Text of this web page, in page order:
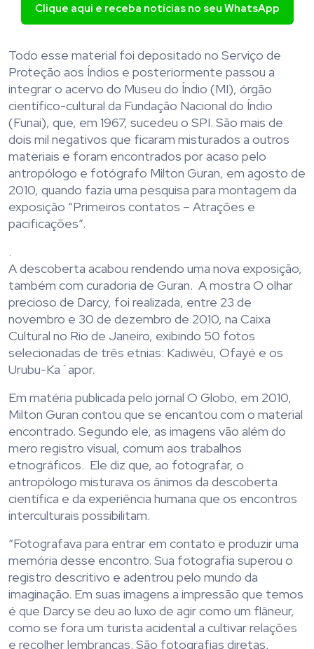
Clique aqui e receba notícias no seu WhatsApp
Todo esse material foi depositado no Serviço de
Proteção aos Índios e posteriormente passou a
integrar o acervo do Museu do Índio (MI), órgão
científico-cultural da Fundação Nacional do Índio
(Funai), que, em 1967, sucedeu o SPI. São mais de
dois mil negativos que ficaram misturados a outros
materiais e foram encontrados por acaso pelo
antropólogo e fotógrafo Milton Guran, em agosto de
2010, quando fazia uma pesquisa para montagem da
exposição “Primeiros contatos – Atrações e
pacificações”.
.
A descoberta acabou rendendo uma nova exposição,
também com curadoria de Guran. A mostra O olhar
precioso de Darcy, foi realizada, entre 23 de
novembro e 30 de dezembro de 2010, na Caixa
Cultural no Rio de Janeiro, exibindo 50 fotos
selecionadas de três etnias: Kadiwéu, Ofayé e os
Urubu-Ka´apor.
Em matéria publicada pelo jornal O Globo, em 2010,
Milton Guran contou que se encantou com o material
encontrado. Segundo ele, as imagens vão além do
mero registro visual, comum aos trabalhos
etnográficos. Ele diz que, ao fotografar, o
antropólogo misturava os ânimos da descoberta
científica e da experiência humana que os encontros
interculturais possibilitam.
“Fotografava para entrar em contato e produzir uma
memória desse encontro. Sua fotografia superou o
registro descritivo e adentrou pelo mundo da
imaginação. Em suas imagens a impressão que temos
é que Darcy se deu ao luxo de agir como um flâneur,
como se fora um turista acidental a cultivar relações
e recolher lembranças. São fotografias diretas,